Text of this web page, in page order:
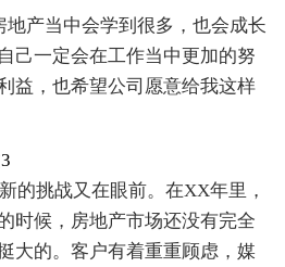
产当中会学到很多，也会成长
己一定会在工作当中更加的努
益，也希望公司愿意给我这样
的挑战又在眼前。在XX年里，
时候，房地产市场还没有完全
大的。客户有着重重顾虑，媒